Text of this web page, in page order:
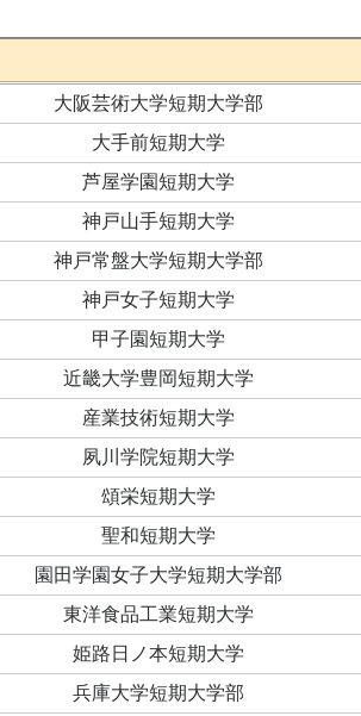
大阪芸術大学短期大学部
大手前短期大学
芦屋学園短期大学
神戸山手短期大学
神戸常盤大学短期大学部
神戸女子短期大学
甲子園短期大学
近畿大学豊岡短期大学
産業技術短期大学
夙川学院短期大学
頌栄短期大学
聖和短期大学
園田学園女子大学短期大学部
東洋食品工業短期大学
姫路日ノ本短期大学
兵庫大学短期大学部